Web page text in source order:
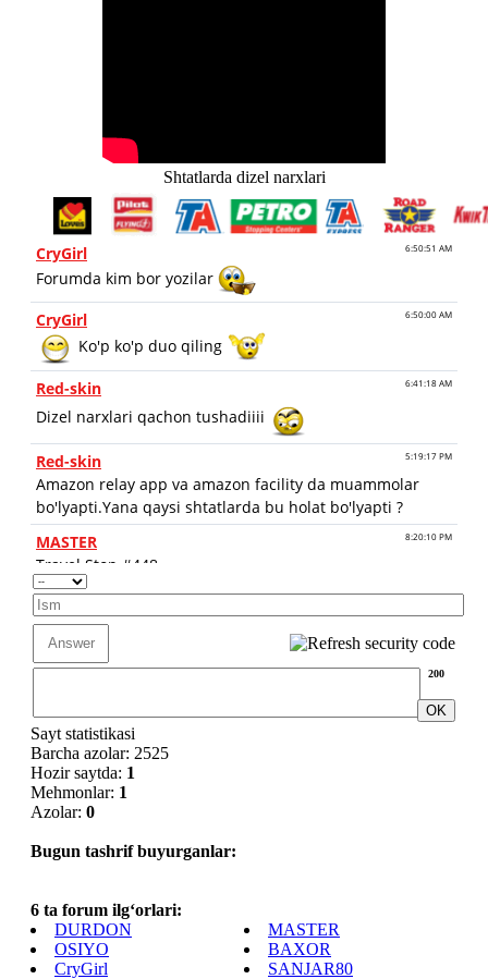
Shtatlarda dizel narxlari
200
Sayt statistikasi
Barcha azolar: 2525
Hozir saytda: 1
Mehmonlar: 1
Azolar: 0
Bugun tashrif buyurganlar:
6 ta forum ilg‘orlari:
DURDON
MASTER
OSIYO
BAXOR
CryGirl
SANJAR80